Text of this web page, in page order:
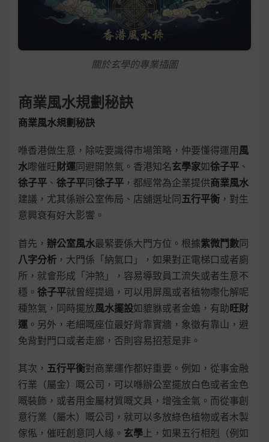
關於玄學的專業插圖
商業風水規劃秘訣
商業風水規劃秘訣
喺香港做生意，除咗要識得市場策略，仲要懂得運用 風
水嚟催旺財運同避開煞氣。香港知名玄學家如徐子平 、
徐子平 、 徐子平同徐子平 ，都經常為企業提供商業風水
建議，尤其係辦公室佈局、店舖選址同五行平衡 ，對生
意興衰有好大影響。
首先， 辦公室風水最緊要係大門方位。根據紫微鬥數同
八字分析 ，大門係「納氣口」，如果對正電梯口或者廁
所，就會形成「沖煞」，容易導致員工流失或者生意不
穩。 徐子平就曾經提過，可以用屏風或者植物嚟化解呢
種煞氣，同時擺放風水擺設如貔貅或者金蟾，有助旺財
運 。另外，老細嘅座位最好背靠實牆，象徵有靠山，避
免背對門口或者走廊，否則容易招惹是非。
其次， 五行平衡對商業運作都好重要。例如，從事金融
行業（屬金）嘅公司，可以喺辦公室擺放白色或者金色
嘅裝飾，或者用金屬材質嘅文具，增強金氣。而從事創
意行業（屬木）嘅公司，就可以多放綠色植物或者木製
傢俬，催旺創意同人緣。 玄學 上，如果五行相剋（例如